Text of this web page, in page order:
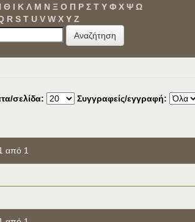
Θ Ι Κ Λ Μ Ν Ξ Ο Π Ρ Σ Τ Υ Φ Χ Ψ Ω
R S T U V W X Y Z
σελίδα: Συγγραφείς/εγγραφή:
από 1